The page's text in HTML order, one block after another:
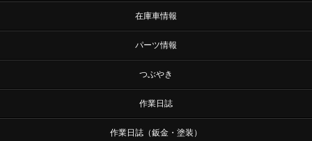
在庫車情報
パーツ情報
つぶやき
作業日誌
作業日誌（鈑金・塗装）